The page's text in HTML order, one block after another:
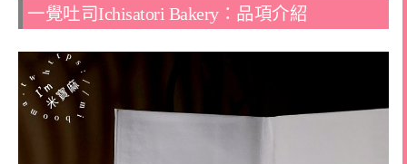
一覺吐司Ichisatori Bakery：品項介紹